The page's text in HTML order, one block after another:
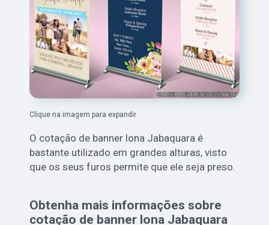
Clique na imagem para expandir
O cotação de banner lona Jabaquara é
bastante utilizado em grandes alturas, visto
que os seus furos permite que ele seja preso.
Obtenha mais informações sobre
cotação de banner lona Jabaquara